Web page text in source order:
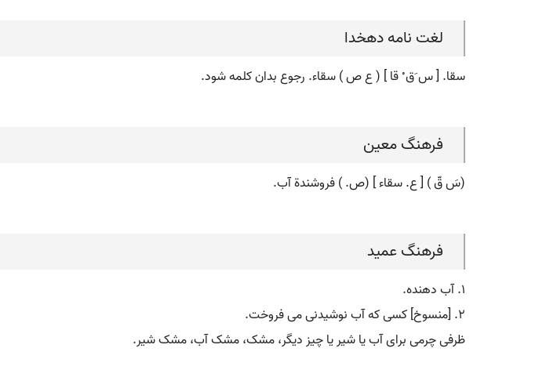
لغت نامه دهخدا
سقا. [ س َق ْ قا ] ( ع ص ) سقاء. رجوع بدان کلمه شود.
فرهنگ معین
(سَ قّ ) [ ع. سقاء ] (ص. ) فروشندة آب.
فرهنگ عمید
۱. آب دهنده.
۲. [منسوخ] کسی که آب نوشیدنی می فروخت.
ظرفی چرمی برای آب یا شیر یا چیز دیگر، مشک، مشک آب، مشک شیر.